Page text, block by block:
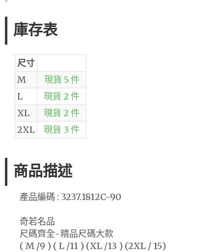
庫存表
尺寸
M
現貨 5 件
L
現貨 2 件
XL
現貨 2 件
2XL
現貨 3 件
商品描述
產品編碼 : 3237.1812C-90
奇若名品
尺碼齊全-精品尺碼大款
( M /9 ) ( L /11 ) (XL /13 ) (2XL / 15)